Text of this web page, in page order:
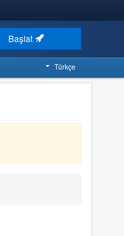
Başlat
Türkçe